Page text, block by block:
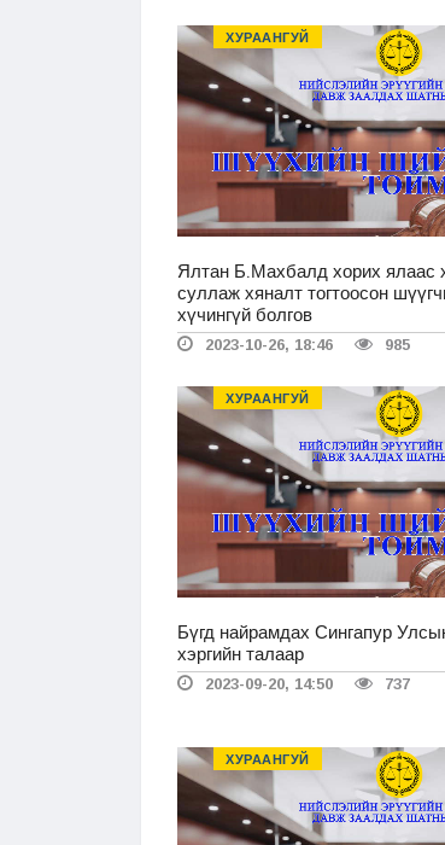
ХУРААНГУЙ
Ялтан Б.Махбалд хорих ялаас
суллаж хяналт тогтоосон
хүчингүй болгов
2023-10-26, 18:46 985
ХУРААНГУЙ
Бүгд найрамдах Сингапур
хэргийн талаар
2023-09-20, 14:50 737
ХУРААНГУЙ